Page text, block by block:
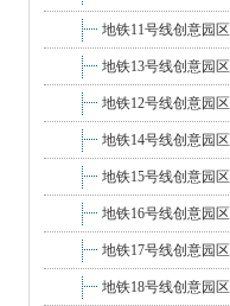
地铁11号线创意园区
地铁13号线创意园区
地铁12号线创意园区
地铁14号线创意园区
地铁15号线创意园区
地铁16号线创意园区
地铁17号线创意园区
地铁18号线创意园区